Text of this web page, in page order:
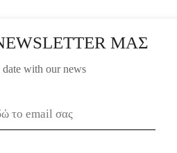
ΜΑΣ
date with our news